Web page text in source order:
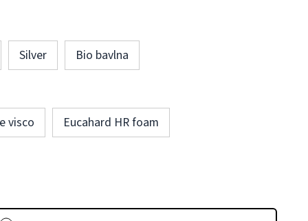
Silver Bio bavlna
visco Eucahard HR foam